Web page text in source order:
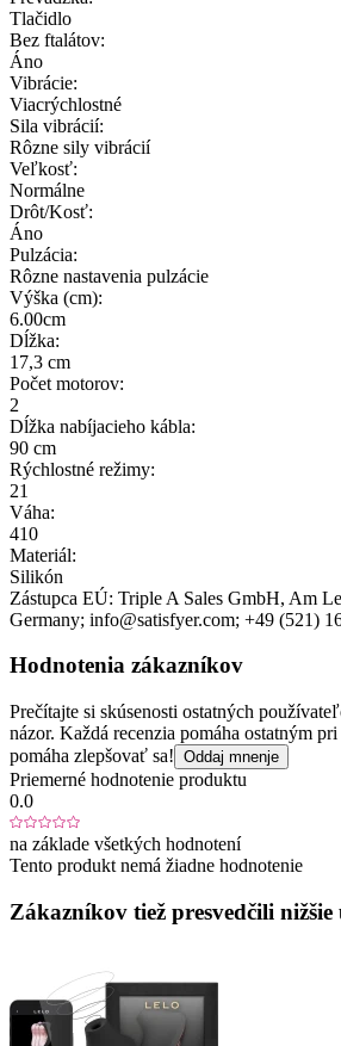
Tlačidlo
Bez ftalátov:
Áno
Vibrácie:
Viacrýchlostné
Sila vibrácií:
Rôzne sily vibrácií
Veľkosť:
Normálne
Drôt/Kosť:
Áno
Pulzácia:
Rôzne nastavenia pulzácie
Výška (cm):
6.00cm
Dĺžka:
17,3 cm
Počet motorov:
2
Dĺžka nabíjacieho kábla:
90 cm
Rýchlostné režimy:
21
Váha:
410
Materiál:
Silikón
Zástupca EÚ: Triple A Sales GmbH, Am
Germany; info@satisfyer.com; +49 (521)
Hodnotenia zákazníkov
Prečítajte si skúsenosti ostatných
názor. Každá recenzia pomáha ostatným
pomáha zlepšovať sa! Oddaj mnenje
Priemerné hodnotenie produktu
0.0
na základe všetkých hodnotení
Tento produkt nemá žiadne hodnotenie
Zákazníkov tiež presvedčili nižšie